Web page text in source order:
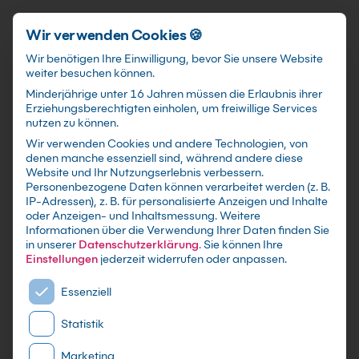
Schnellzugriff
PowerShell Kurs Scripting
für Experten
mit Zertifikat als Live Online Training,
Präsenzseminar in IT-Schulungszentren sowie
maßgeschneiderte Firmen- oder Inhouse-
Schulung für dein Team - Lerne und erweitere
dein PowerShell Wissen
Wir verwenden Cookies 🍪
Wir benötigen Ihre Einwilligung, bevor Sie unsere Website
weiter besuchen können.
Minderjährige unter 16 Jahren müssen die Erlaubnis ihrer
Erziehungsberechtigten einholen, um freiwillige Services
nutzen zu können.
Wir verwenden Cookies und andere Technologien, von
denen manche essenziell sind, während andere diese
Website und Ihr Nutzungserlebnis verbessern.
Personenbezogene Daten können verarbeitet werden (z. B.
IP-Adressen), z. B. für personalisierte Anzeigen und Inhalte
oder Anzeigen- und Inhaltsmessung.Weitere
Informationen über die Verwendung Ihrer Daten finden Sie
in unserer Datenschutzerklärung.Sie können Ihre
Einstellungen jederzeit widerrufen oder anpassen.
Es folgt eine Liste der Service-Gruppen, für die eine
Essenziell
Statistik
Marketing